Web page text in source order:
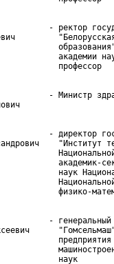
- ректор
"Белорусская
академии
- Министр
- директор
"Институт
академик-
наук
- генеральный